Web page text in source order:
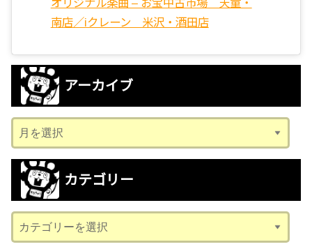
オリジナル楽曲 – お宝中古市場 天童・
南店／iクレーン 米沢・酒田店
アーカイブ
ー
カ
ブ
カテゴリー
テ